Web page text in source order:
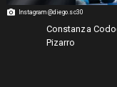
Instagram @diego.sc30
Constanza
Pizarro